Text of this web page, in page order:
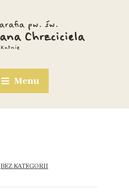
Menu
BEZ KATEGORII